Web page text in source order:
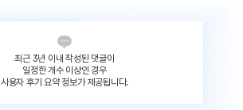
최근 3년 이내 작성된 댓글이
일정한 개수 이상인 경우
사용자 후기 요약 정보가 제공됩니다.